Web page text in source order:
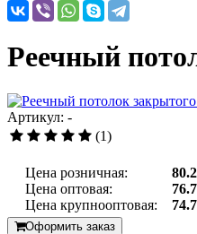
Реечный
Артикул: -
(1)
Цена розничная:
Цена оптовая:
Цена крупнооптовая:
Оформить заказ